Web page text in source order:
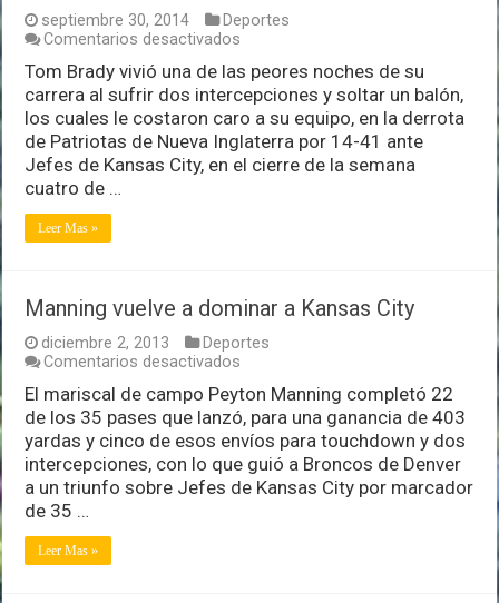
septiembre 30, 2014
Deportes
Comentarios desactivados
City
tritura
a
Patriotas
Tom Brady vivió una de las peores noches de su
carrera al sufrir dos intercepciones y soltar un balón,
los cuales le costaron caro a su equipo, en la derrota
de Patriotas de Nueva Inglaterra por 14-41 ante
Jefes de Kansas City, en el cierre de la semana
cuatro de …
Leer Mas »
Manning vuelve a dominar a Kansas City
diciembre 2, 2013
Deportes
Comentarios desactivados
vuelve
a
dominar
Kansas
City
El mariscal de campo Peyton Manning completó 22
de los 35 pases que lanzó, para una ganancia de 403
yardas y cinco de esos envíos para touchdown y dos
intercepciones, con lo que guió a Broncos de Denver
a un triunfo sobre Jefes de Kansas City por marcador
de 35 …
Leer Mas »